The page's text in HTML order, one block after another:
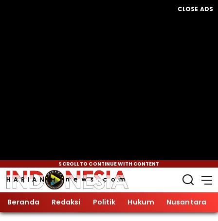
CLOSE ADS
SCROLL TO CONTINUE WITH CONTENT
Beranda Redaksi Politik Hukum Nusantara